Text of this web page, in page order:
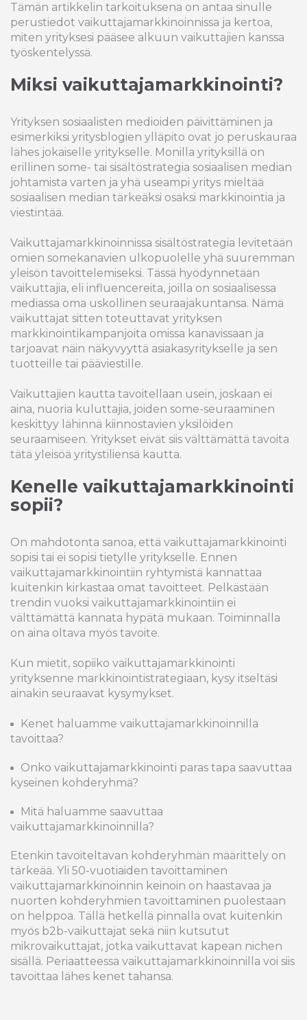
Tämän artikkelin tarkoituksena on antaa sinulle
perustiedot vaikuttajamarkkinoinnissa ja kertoa,
miten yrityksesi pääsee alkuun vaikuttajien kanssa
työskentelyssä.
Miksi vaikuttajamarkkinointi?
Yrityksen sosiaalisten medioiden päivittäminen ja
esimerkiksi yritysblogien ylläpito ovat jo peruskauraa
lähes jokaiselle yritykselle. Monilla yrityksillä on
erillinen some- tai sisältöstrategia sosiaalisen median
johtamista varten ja yhä useampi yritys mieltää
sosiaalisen median tärkeäksi osaksi markkinointia ja
viestintää.
Vaikuttajamarkkinoinnissa sisältöstrategia levitetään
omien somekanavien ulkopuolelle yhä suuremman
yleisön tavoittelemiseksi. Tässä hyödynnetään
vaikuttajia, eli influencereita, joilla on sosiaalisessa
mediassa oma uskollinen seuraajakuntansa. Nämä
vaikuttajat sitten toteuttavat yrityksen
markkinointikampanjoita omissa kanavissaan ja
tarjoavat näin näkyvyyttä asiakasyritykselle ja sen
tuotteille tai pääviestille.
Vaikuttajien kautta tavoitellaan usein, joskaan ei
aina, nuoria kuluttajia, joiden some-seuraaminen
keskittyy lähinnä kiinnostavien yksilöiden
seuraamiseen. Yritykset eivät siis välttämättä tavoita
tätä yleisöä yritystiliensä kautta.
Kenelle vaikuttajamarkkinointi
sopii?
On mahdotonta sanoa, että vaikuttajamarkkinointi
sopisi tai ei sopisi tietylle yritykselle. Ennen
vaikuttajamarkkinointiin ryhtymistä kannattaa
kuitenkin kirkastaa omat tavoitteet. Pelkästään
trendin vuoksi vaikuttajamarkkinointiin ei
välttämättä kannata hypätä mukaan. Toiminnalla
on aina oltava myös tavoite.
Kun mietit, sopiiko vaikuttajamarkkinointi
yrityksenne markkinointistrategiaan, kysy itseltäsi
ainakin seuraavat kysymykset.
Kenet haluamme vaikuttajamarkkinoinnilla
tavoittaa?
Onko vaikuttajamarkkinointi paras tapa saavuttaa
kyseinen kohderyhmä?
Mitä haluamme saavuttaa
vaikuttajamarkkinoinnilla?
Etenkin tavoiteltavan kohderyhmän määrittely on
tärkeää. Yli 50-vuotiaiden tavoittaminen
vaikuttajamarkkinoinnin keinoin on haastavaa ja
nuorten kohderyhmien tavoittaminen puolestaan
on helppoa. Tällä hetkellä pinnalla ovat kuitenkin
myös b2b-vaikuttajat sekä niin kutsutut
mikrovaikuttajat, jotka vaikuttavat kapean nichen
sisällä. Periaatteessa vaikuttajamarkkinoinnilla voi siis
tavoittaa lähes kenet tahansa.